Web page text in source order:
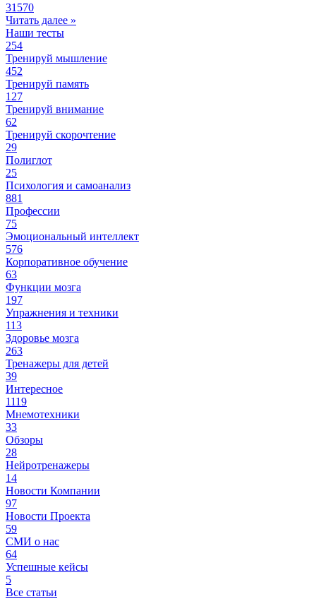
31570
Читать далее »
Наши тесты
254
Тренируй мышление
452
Тренируй память
127
Тренируй внимание
62
Тренируй скорочтение
29
Полиглот
25
Психология и самоанализ
881
Профессии
75
Эмоциональный интеллект
576
Корпоративное обучение
63
Функции мозга
197
Упражнения и техники
113
Здоровье мозга
263
Тренажеры для детей
39
Интересное
1119
Мнемотехники
33
Обзоры
28
Нейротренажеры
14
Новости Компании
97
Новости Проекта
59
СМИ о нас
64
Успешные кейсы
5
Все статьи